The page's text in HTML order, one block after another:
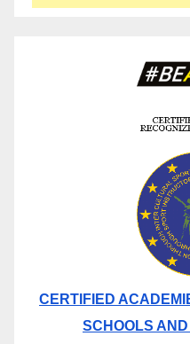
CERTIFIED
SCHOOLS